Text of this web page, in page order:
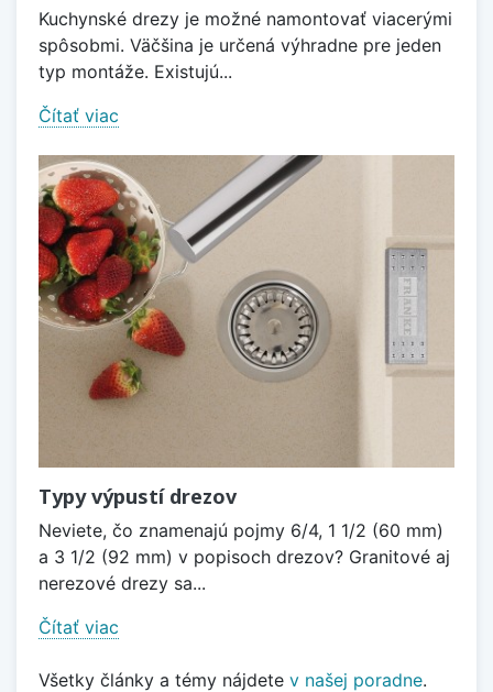
Kuchynské drezy je možné namontovať viacerými
spôsobmi. Väčšina je určená výhradne pre jeden
typ montáže. Existujú...
Čítať viac
Typy výpustí drezov
Neviete, čo znamenajú pojmy 6/4, 1 1/2 (60 mm)
a 3 1/2 (92 mm) v popisoch drezov? Granitové aj
nerezové drezy sa...
Čítať viac
Všetky články a témy nájdete v našej poradne.